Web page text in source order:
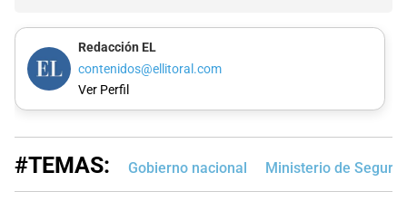
Redacción EL
contenidos@ellitoral.com
Ver Perfil
#TEMAS: Gobierno nacional Ministerio de